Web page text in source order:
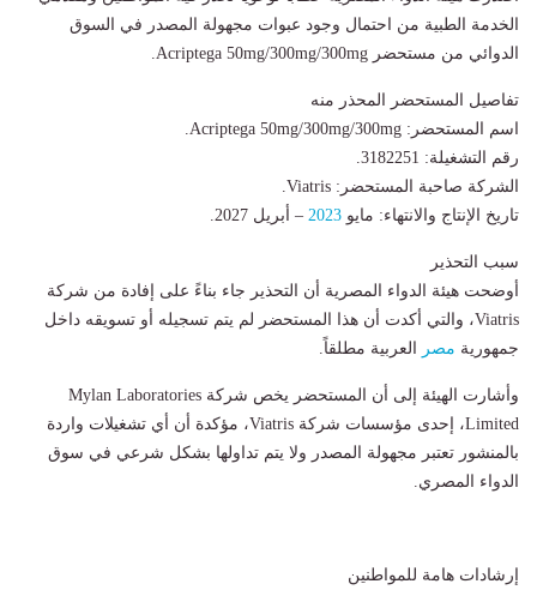
الخدمة الطبية من احتمال وجود عبوات مجهولة المصدر في السوق
الدوائي من مستحضر Acriptega 50mg/300mg/300mg.
تفاصيل المستحضر المحذر منه
اسم المستحضر: Acriptega 50mg/300mg/300mg.
رقم التشغيلة: 3182251.
الشركة صاحبة المستحضر: Viatris.
تاريخ الإنتاج والانتهاء: مايو 2023 – أبريل 2027.
سبب التحذير
أوضحت هيئة الدواء المصرية أن التحذير جاء بناءً على إفادة من شركة
Viatris، والتي أكدت أن هذا المستحضر لم يتم تسجيله أو تسويقه داخل
جمهورية مصر العربية مطلقاً.
وأشارت الهيئة إلى أن المستحضر يخص شركة Mylan Laboratories
Limited، إحدى مؤسسات شركة Viatris، مؤكدة أن أي تشغيلات واردة
بالمنشور تعتبر مجهولة المصدر ولا يتم تداولها بشكل شرعي في سوق
الدواء المصري.
إرشادات هامة للمواطنين